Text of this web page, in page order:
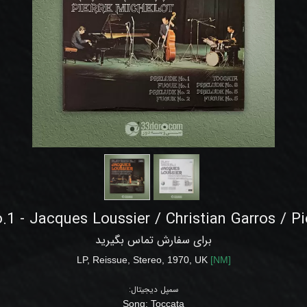
- Jacques Loussier / Christian Garros /
برای سفارش تماس بگیرید
LP, Reissue, Stereo, 1970, UK [NM]
سمپل دیجیتال:
Song: Toccata